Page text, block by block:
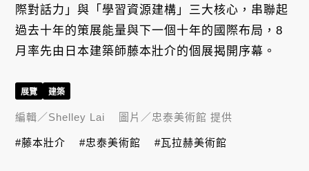
際對話力」與「學習資源建構」三大核心，串聯起
過去十年的策展能量與下一個十年的國際布局，8
月率先由日本建築師藤本壯介的個展揭開序幕。
展覽 建築
編輯／Shelley Lai 圖片／忠泰美術館 提供
#藤本壯介 #忠泰美術館 #瓦拉赫美術館